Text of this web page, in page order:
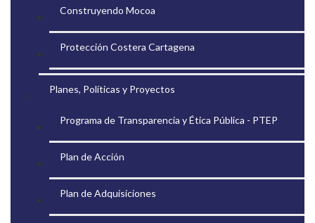
Construyendo Mocoa
Protección Costera Cartagena
Planes, Políticas y Proyectos
Programa de Transparencia y Ética Pública - PTEP
Plan de Acción
Plan de Adquisiciones